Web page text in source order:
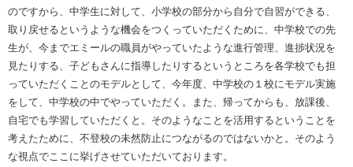
のですから、中学生に対して、小学校の部分から自分で自習ができる、
取り戻せるというような機会をつくっていただくために、中学校での先
生が、今までエミールの職員がやっていたような進行管理、進捗状況を
見たりする、子どもさんに指導したりするというところを各学校でも担
っていただくことのモデルとして、今年度、中学校の１校にモデル実施
をして、中学校の中でやっていただく。また、帰ってからも、放課後、
自宅でも学習していただくと。そのようなことを活用するということを
考えたために、不登校の未然防止につながるのではないかと。そのよう
な視点でここに挙げさせていただいております。